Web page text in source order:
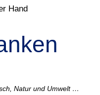
Hand
Natur und Umwelt …